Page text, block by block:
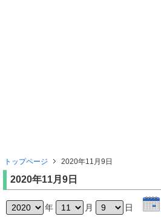
トップページ 2020年11月9日
2020年11月9日
年 月 日